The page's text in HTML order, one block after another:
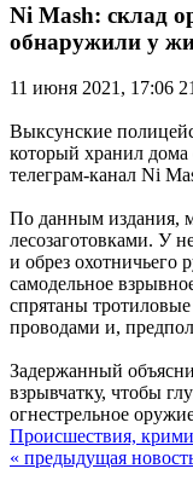
Ni Mash: склад
обнаружили у
11 июня 2021, 17:06
Выксунские
который хранил
телеграм-канал Ni
По данным издания,
лесозаготовками. У
и обрез охотничьего
самодельное
спрятаны
проводами и,
Задержанный
взрывчатку, чтобы
огнестрельное
Происшествия,
« предыдущая